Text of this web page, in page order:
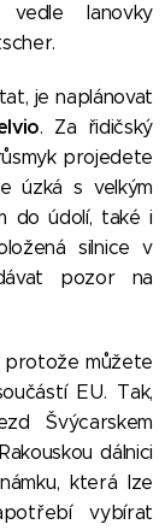
lanovky
je naplánovat
. Za řidičský
projedete
úzká s velkým
do údolí, také i
silnice v
pozor na
protože můžete
EU. Tak,
Švýcarskem
dálnici
která lze
vybírat